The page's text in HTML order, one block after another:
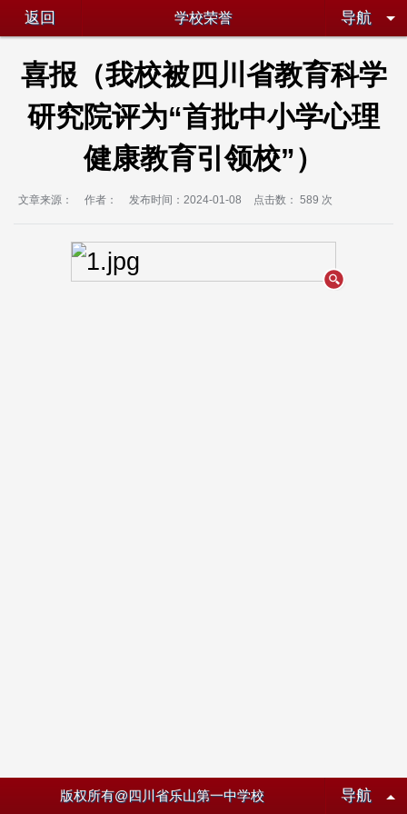
返回 学校荣誉 导航
喜报（我校被四川省教育科学
研究院评为“首批中小学心理
健康教育引领校”）
文章来源： 作者： 发布时间：2024-01-08 点击数： 589 次
版权所有@四川省乐山第一中学校 导航